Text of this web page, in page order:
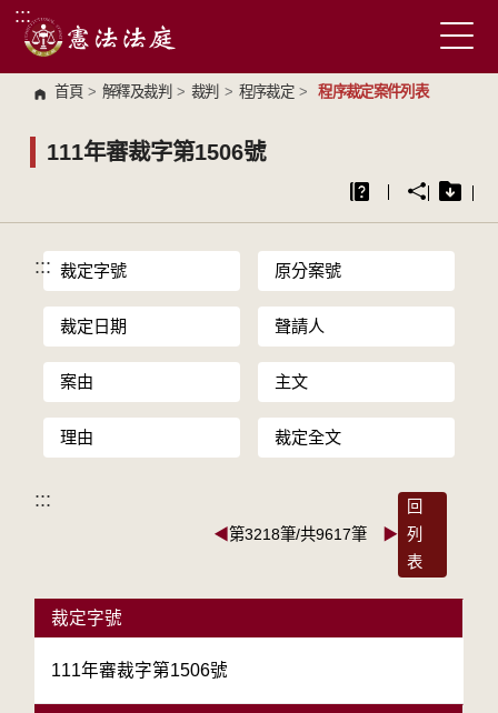
跳到主要內容區塊
:::
首頁 > 解釋及裁判 > 裁判 > 程序裁定 > 程序裁定案件列表
111年審裁字第1506號
::: 裁定字號 原分案號
裁定日期 聲請人
案由 主文
理由 裁定全文
:::
◀第3218筆/共9617筆 ▶
回
列
表
裁定字號
111年審裁字第1506號